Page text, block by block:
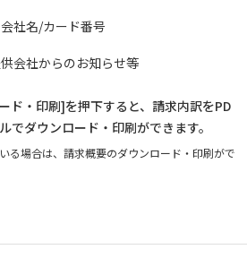
社名/カード番号
会社からのお知らせ等
ド・印刷]を押下すると、請求内訳をPD
でダウンロード・印刷ができます。
る場合は、請求概要のダウンロード・印刷がで